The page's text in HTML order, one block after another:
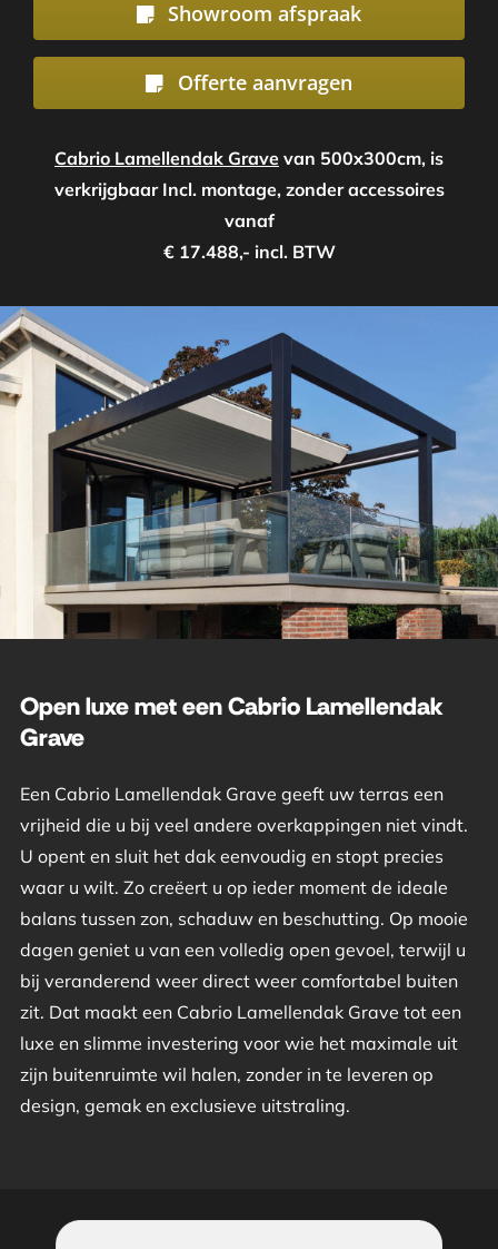
Showroom afspraak
Offerte aanvragen
Cabrio Lamellendak Grave van 500x300cm, is
verkrijgbaar Incl. montage, zonder accessoires
vanaf
€ 17.488,- incl. BTW
Open luxe met een Cabrio Lamellendak
Grave
Een Cabrio Lamellendak Grave geeft uw terras een
vrijheid die u bij veel andere overkappingen niet vindt.
U opent en sluit het dak eenvoudig en stopt precies
waar u wilt. Zo creëert u op ieder moment de ideale
balans tussen zon, schaduw en beschutting. Op mooie
dagen geniet u van een volledig open gevoel, terwijl u
bij veranderend weer direct weer comfortabel buiten
zit. Dat maakt een Cabrio Lamellendak Grave tot een
luxe en slimme investering voor wie het maximale uit
zijn buitenruimte wil halen, zonder in te leveren op
design, gemak en exclusieve uitstraling.